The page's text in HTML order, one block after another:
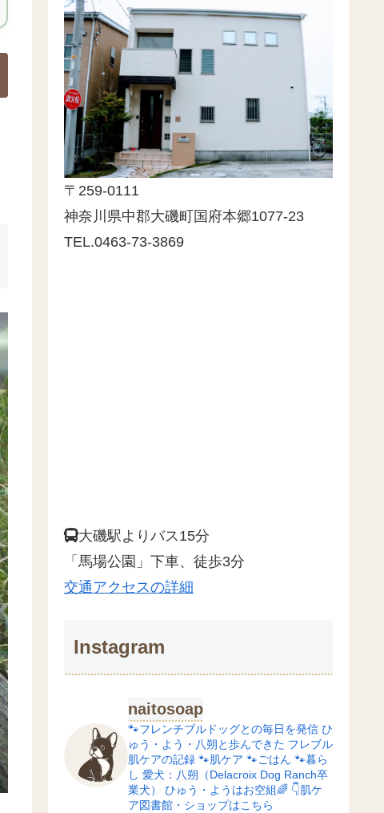
〒259-0111
神奈川県中郡大磯町国府本郷1077-23
TEL.0463-73-3869
大磯駅よりバス15分
「馬場公園」下車、徒歩3分
交通アクセスの詳細
Instagram
naitosoap
🐾フレンチブルドッグとの毎日を発信 ひ
ゅう・よう・八朔と歩んできた フレブル
肌ケアの記録 🐾肌ケア 🐾ごはん 🐾暮ら
し 愛犬：八朔（Delacroix Dog Ranch卒
業犬）
ひゅう・ようはお空組🌈 👇肌ケ
ア図書館・ショップはこちら